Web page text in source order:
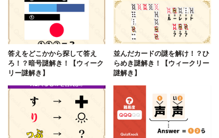
答えをどこかから探して答え
ろ！？暗号謎解き！【ウィーク
リー謎解き】
並んだカードの謎を解け！？ひ
らめき謎解き！【ウィークリー
謎解き】